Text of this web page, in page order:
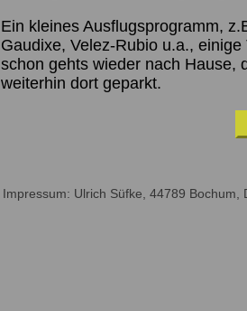
Ein kleines Ausflugsprogramm,
Gaudixe, Velez-Rubio u.a.,
schon gehts wieder nach Hause,
weiterhin dort geparkt.
Impressum: Ulrich Süfke, 44789